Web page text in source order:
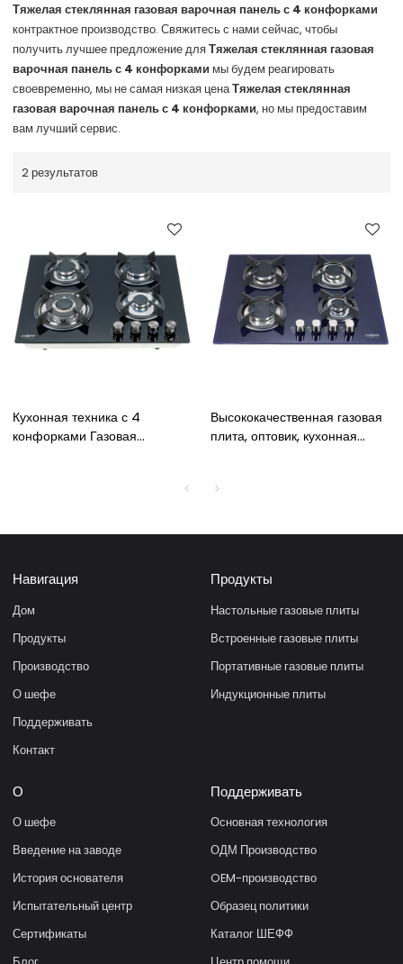
Тяжелая стеклянная газовая варочная панель с 4 конфорками
контрактное производство. Свяжитесь с нами сейчас, чтобы
получить лучшее предложение дляТяжелая стеклянная газовая
варочная панель с 4 конфорками мы будем реагировать
своевременно, мы не самая низкая ценаТяжелая стеклянная
газовая варочная панель с 4 конфорками, но мы предоставим
вам лучший сервис.
2 результатов
Кухонная техника с 4
конфорками Газовая
Высококачественная газовая
плита, оптовик, кухонная
цветное стекло, встроенная
Навигация
Дом
Продукты
Производство
О шефе
Поддерживать
Контакт
Продукты
Настольные газовые плиты
Встроенные газовые плиты
Портативные газовые плиты
Индукционные плиты
О
О шефе
Введение на заводе
История основателя
Испытательный центр
Сертификаты
Поддерживать
Основная технология
ОДМ Производство
OEM-производство
Образец политики
Каталог ШЕФФ